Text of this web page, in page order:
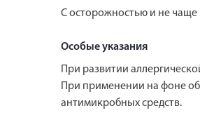
С осторожностью и не чаще
Особые указания
При развитии
При применении на фоне
антимикробных средств.